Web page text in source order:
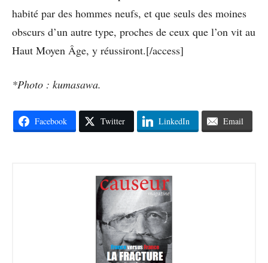
habité par des hommes neufs, et que seuls des moines
obscurs d’un autre type, proches de ceux que l’on vit au
Haut Moyen Âge, y réussiront.[/access]
*Photo : kumasawa.
Facebook Twitter LinkedIn Email